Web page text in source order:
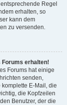
Regel
erhalten, so
kann dem
zu versenden.
Forums erhalten!
Forums hat einige
senden,
E-Mail, die
die Kopfzeilen
Benutzer, der die